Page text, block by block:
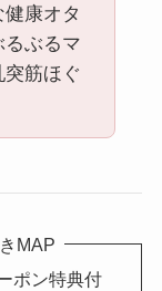
康オタ
るぶるマ
筋ほぐ
MAP
ポン特典付